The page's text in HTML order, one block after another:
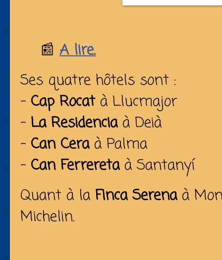
📰 A lire.
Ses quatre hôtels sont :
- Cap Rocatà Llucmajor
- La Residenciaà Deià
- Can Ceraà Palma
- Can Ferreretaà Santanyí
Quant à la Finca Serenaà
Michelin.